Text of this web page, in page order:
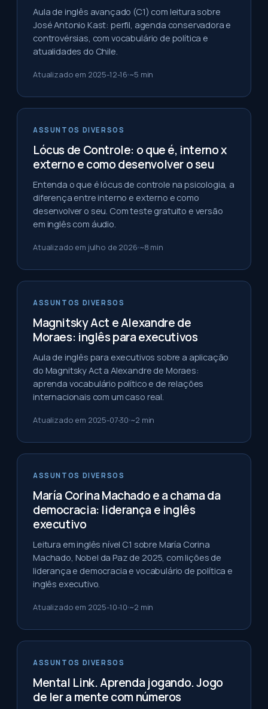
Aula de inglês avançado (C1) com leitura sobre
José Antonio Kast: perfil, agenda conservadora e
controvérsias, com vocabulário de política e
atualidades do Chile.
Atualizado em 2025-12-16 ~5 min
ASSUNTOS DIVERSOS
Lócus de Controle: o que é, interno x
externo e como desenvolver o seu
Entenda o que é lócus de controle na psicologia, a
diferença entre interno e externo e como
desenvolver o seu. Com teste gratuito e versão
em inglês com áudio.
Atualizado em julho de 2026 ~8 min
ASSUNTOS DIVERSOS
Magnitsky Act e Alexandre de
Moraes: inglês para executivos
Aula de inglês para executivos sobre a aplicação
do Magnitsky Act a Alexandre de Moraes:
aprenda vocabulário político e de relações
internacionais com um caso real.
Atualizado em 2025-07-30 ~2 min
ASSUNTOS DIVERSOS
María Corina Machado e a chama da
democracia: liderança e inglês
executivo
Leitura em inglês nível C1 sobre María Corina
Machado, Nobel da Paz de 2025, com lições de
liderança e democracia e vocabulário de política e
inglês executivo.
Atualizado em 2025-10-10 ~2 min
ASSUNTOS DIVERSOS
Mental Link. Aprenda jogando. Jogo
de ler a mente com números